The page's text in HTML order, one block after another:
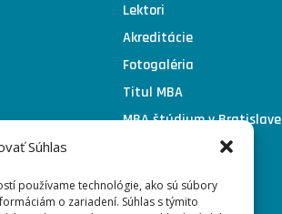
Súhlas
používame technológie, ako sú súbory
o zariadení. Súhlas s týmito
Lektori
Akreditácie
Fotogaléria
Titul MBA
MBA štúdium v Bratislave
MBA štúdium v Prahe
Businessinstitut.eu